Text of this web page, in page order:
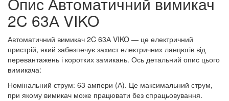
2C 63А VIKO
Автоматичний вимикач 2C 63А VIKO — це електричний
пристрій, який забезпечує захист електричних ланцюгів від
перевантажень і коротких замикань. Ось детальний опис цього
вимикача:
Номінальний струм: 63 ампери (А). Це максимальний струм,
при якому вимикач може працювати без спрацьовування.